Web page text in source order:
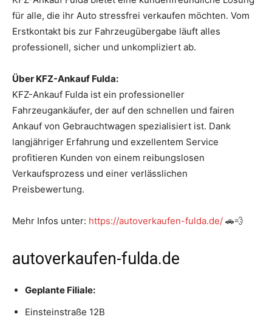
für alle, die ihr Auto stressfrei verkaufen möchten. Vom
Erstkontakt bis zur Fahrzeugübergabe läuft alles
professionell, sicher und unkompliziert ab.
Über KFZ-Ankauf Fulda:
KFZ-Ankauf Fulda ist ein professioneller
Fahrzeugankäufer, der auf den schnellen und fairen
Ankauf von Gebrauchtwagen spezialisiert ist. Dank
langjähriger Erfahrung und exzellentem Service
profitieren Kunden von einem reibungslosen
Verkaufsprozess und einer verlässlichen
Preisbewertung.
Mehr Infos unter: https://autoverkaufen-fulda.de/ 🚗💨
autoverkaufen-fulda.de
Geplante Filiale:
Einsteinstraße 12B